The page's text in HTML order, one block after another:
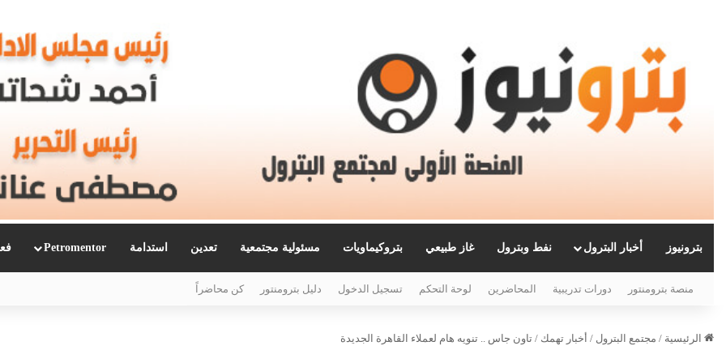
بترونيوز أخبار البترول نفط وبترول غاز طبيعي بتروكيماويات مسئولية مجتمعية تعدين استدامة Petromentor
منصة بترومنتور دورات تدريبية المحاضرين لوحة التحكم تسجيل الدخول دليل بترومنتور كن محاضراً
الرئيسية / مجتمع البترول / أخبار تهمك / تاون جاس .. تنويه هام لعملاء القاهرة الجديدة